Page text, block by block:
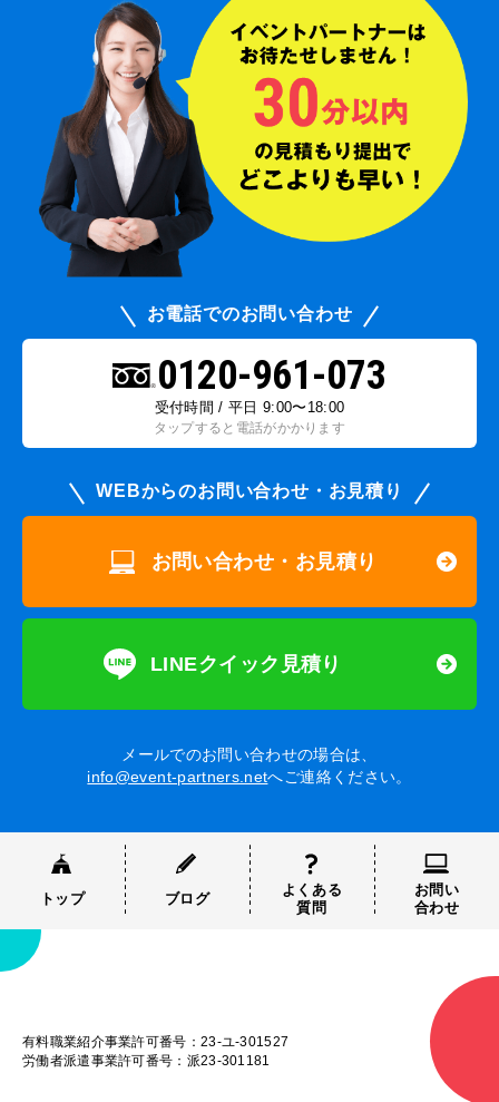
お電話でのお問い合わせ
0120-961-073
受付時間 / 平日 9:00〜18:00
タップすると電話がかかります
WEBからのお問い合わせ・お見積り
お問い合わせ・お見積り
LINEクイック見積り
メールでのお問い合わせの場合は、
info@event-partners.netへご連絡ください。
トップ ブログ
よくある
質問
お問い
合わせ
有料職業紹介事業許可番号：23-ユ-301527
労働者派遣事業許可番号：派23-301181